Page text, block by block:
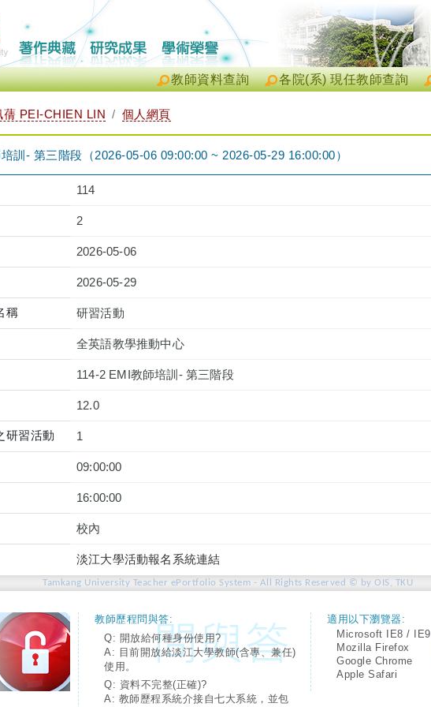
各院(系) 現任教師查詢
教師資料查詢
蒨 PEI-CHIEN LIN 個人網頁
訓- 第三階段（2026-05-06 09:00:00 ~ 2026-05-29 16:00:00）
114
2
2026-05-06
2026-05-29
稱 研習活動
全英語教學推動中心
114-2 EMI教師培訓- 第三階段
12.0
研習活動 1
09:00:00
16:00:00
校內
淡江大學活動報名系統連結
Tamkang University Teacher ePortfolio System - All Rights Reserved © by OIS, TKU
教師歷程問與答:
Q: 開放給何種身份使用?
A: 目前開放給淡江大學教師(含專、兼任)
使用。
Q: 資料不完整(正確)?
A: 教師歷程系統介接自七大系統，並包
適用以下瀏覽器:
Microsoft IE8 / IE9
Mozilla Firefox
Google Chrome
Apple Safari